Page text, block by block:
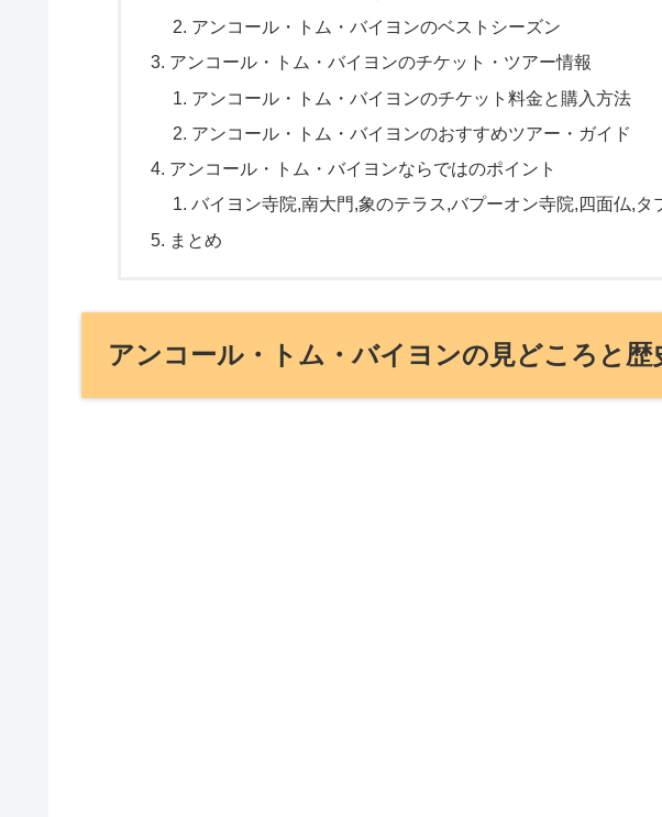
アンコール・トム・バイヨンのベストシーズン
アンコール・トム・バイヨンのチケット・ツアー情報
アンコール・トム・バイヨンのチケット料金と購入方法
アンコール・トム・バイヨンのおすすめツアー・ガイド
アンコール・トム・バイヨンならではのポイント
バイヨン寺院,南大門,象のテラス,バプーオン寺院,四面仏,タ
まとめ
アンコール・トム・バイヨンの見どころと歴